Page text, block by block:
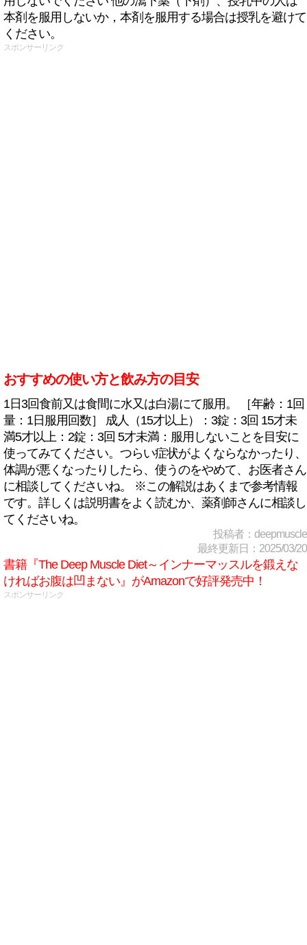
本剤を服用しないか，本剤を服用する場合は授乳を避けて
ください。
スポンサーリンク
おすすめの使い方と飲み方の目安
1日3回食前又は食間に水又は白湯にて服用。 ［年齢：1回
量：1日服用回数］ 成人（15才以上）：3錠：3回 15才未
満5才以上：2錠：3回 5才未満：服用しないことを目安に
使ってみてください。つらい症状がよくならなかったり、
体調が悪くなったりしたら、使うのをやめて、お医者さん
に相談してくださいね。 ※この解説はあくまで参考情報
です。詳しくは説明書をよく読むか、薬剤師さんに相談し
てくださいね。
投稿者：deepmuscle
最終更新日：2025/03/20
書籍『The Deep Muscle Diet～インナーマッスルを鍛えな
ければお腹は凹まない』がAmazonで好評発売中！
スポンサーリンク